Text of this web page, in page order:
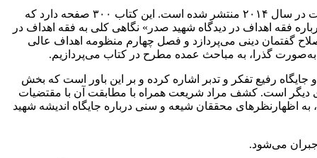
کتاب فقه‌الاهداف فی فکر الشهید الصدر و دوره فی اصلاح الخطاب‌الدینی نوشته سیدعبدالمطلب رضاست که از سوی‌ مرکز‌ الهدف‌ للدراسات در سال ۲۰۱۴ منتشر شده است‌‌‌‌‌‌‌‌‌. این‌ کتاب‌ ۳۰۰ صفحه‌ دارد‌ که‌
اهداف در دیدگاه‌ شهید صدر» نگاهی کلی به فقه اهداف در
گفتمان دینی می‌پردازد و فصل چهارم منظومه اهداف عالی
جایگاه رفیع تفکر و تدبر اشاره کرده و بر این باور است که بخش
دیگر است‌‌‌‌‌‌‌‌. کشف مراد شریعت همراه با مطابقت آن با مقتضیات
اظهارنظرهای محققان شیعه و سنی درباره جایگاه اندیشه شهید
جبران می‌شود‌‌‌‌.